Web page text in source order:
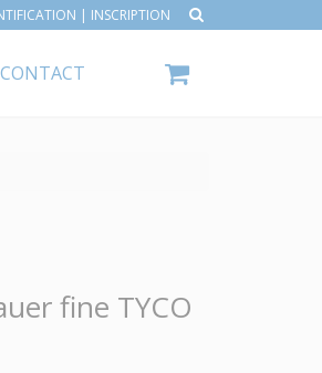
| INSCRIPTION
CONTACT
fine TYCO